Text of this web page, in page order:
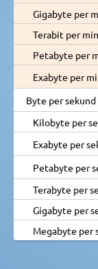
Gigabyte per
Terabit per
Petabyte per
Exabyte per
Byte per sekund
Kilobyte per
Exabyte per
Petabyte per
Terabyte per
Gigabyte per
Megabyte per